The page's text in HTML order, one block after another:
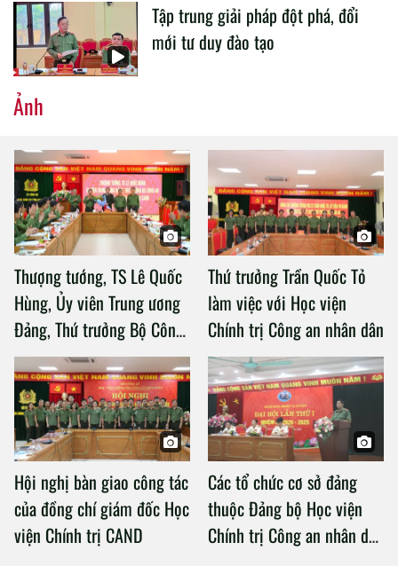
Tập trung giải pháp đột phá, đổi
mới tư duy đào tạo
Ảnh
Thượng tướng, TS Lê Quốc
Hùng, Ủy viên Trung ương
Đảng, Thứ trưởng Bộ Công
an làm việc với Học viện
Chính trị Công an nhân dân
Thứ trưởng Trần Quốc Tỏ
làm việc với Học viện
Chính trị Công an nhân dân
Hội nghị bàn giao công tác
của đồng chí giám đốc Học
viện Chính trị CAND
Các tổ chức cơ sở đảng
thuộc Đảng bộ Học viện
Chính trị Công an nhân dân